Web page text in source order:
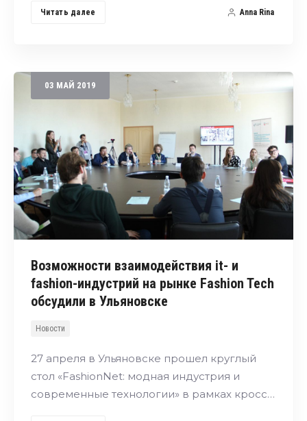
Читать далее Anna Rina
03 МАЙ 2019
Возможности взаимодействия it- и
fashion-индустрий на рынке Fashion Tech
обсудили в Ульяновске
Новости
27 апреля в Ульяновске прошел круглый
стол «FashionNet: модная индустрия и
современные технологии» в рамках кросс…